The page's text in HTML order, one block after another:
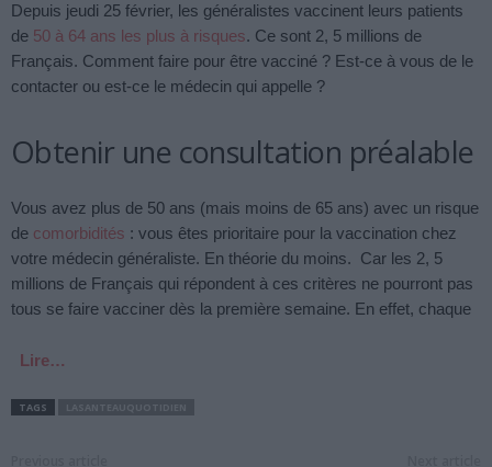
Depuis jeudi 25 février, les généralistes vaccinent leurs patients
de 50 à 64 ans les plus à risques. Ce sont 2, 5 millions de
Français. Comment faire pour être vacciné ? Est-ce à vous de le
contacter ou est-ce le médecin qui appelle ?
Obtenir une consultation préalable
Vous avez plus de 50 ans (mais moins de 65 ans) avec un risque
de comorbidités : vous êtes prioritaire pour la vaccination chez
votre médecin généraliste. En théorie du moins. Car les 2, 5
millions de Français qui répondent à ces critères ne pourront pas
tous se faire vacciner dès la première semaine. En effet, chaque
Lire…
TAGS